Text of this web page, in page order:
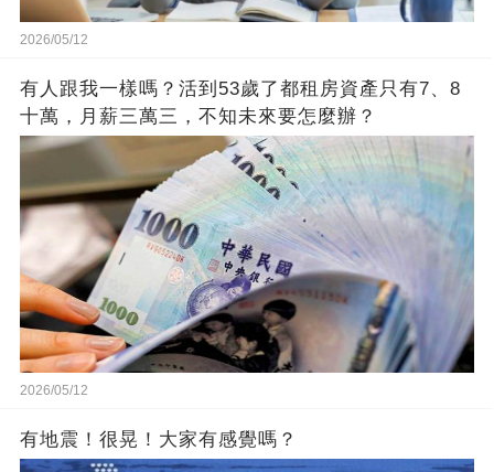
2026/05/12
有人跟我一樣嗎？活到53歲了都租房資產只有7、8
十萬，月薪三萬三，不知未來要怎麼辦？
2026/05/12
有地震！很晃！大家有感覺嗎？